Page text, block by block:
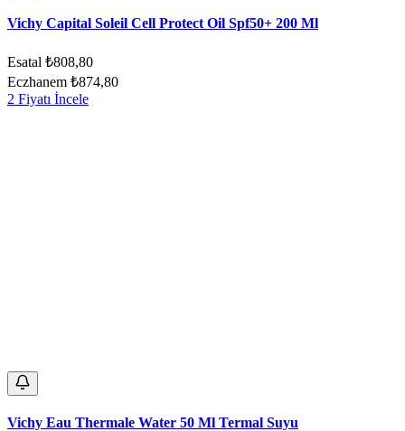
Vichy Capital Soleil Cell Protect Oil Spf50+ 200 Ml
Esatal ₺808,80
Eczhanem ₺874,80
2 Fiyatı İncele
Vichy Eau Thermale Water 50 Ml Termal Suyu